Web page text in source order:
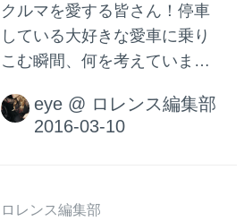
クルマを愛する皆さん！停車
している大好きな愛車に乗り
こむ瞬間、何を考えています
うかな」 などとぼんやり考え
ながら、無表情で乗りこんで
えるべきことは、 「いかにか
eye @ ロレンス編集部
ロレンス編集部